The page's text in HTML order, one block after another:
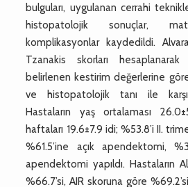
bulguları, uygulanan cerrahi
histopatolojik sonuçlar,
komplikasyonlar kaydedildi.
Tzanakis skorları
belirlenen kestirim değerlerine göre
ve histopatolojik tanı ile
Hastaların yaş ortalaması
haftaları 19.6±7.9 idi; %53.8’i II.
%61.5’ine açık apendektomi,
apendektomi yapıldı. Hastaların
%66.7’si, AIR skoruna göre